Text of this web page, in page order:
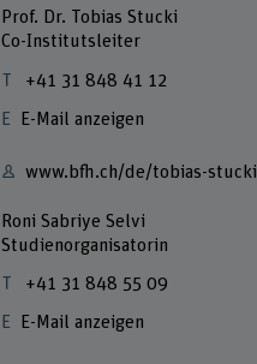
Prof. Dr. Tobias Stucki
Co-Institutsleiter
+41 31 848 41 12
E-Mail anzeigen
www.bfh.ch/de/tobias-stucki
Roni Sabriye Selvi
Studienorganisatorin
+41 31 848 55 09
E-Mail anzeigen